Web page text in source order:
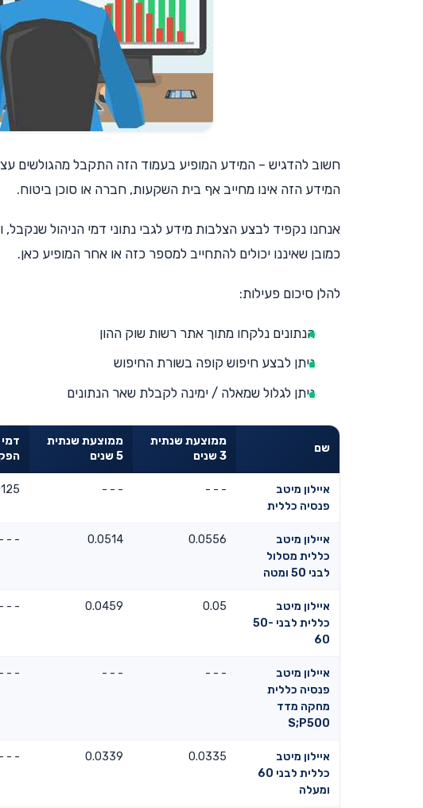
חשוב להדגיש – המידע המופיע בעמוד הזה התקבל מהגולשים
המידע הזה אינו מחייב אף בית השקעות, חברה או סוכן ביטוח.
אנחנו נקפיד לבצע הצלבות מידע לגבי נתוני דמי הניהול
כמובן שאיננו יכולים להתחייב למספר כזה או אחר המופיע כאן.
להלן סיכום פעילות:
הנתונים נלקחו מתוך אתר רשות שוק ההון
ניתן לבצע חיפוש קופה בשורת החיפוש
ניתן לגלול שמאלה / ימינה לקבלת שאר הנתונים
שם
ממוצעת שנתית
3 שנים
ממוצעת שנתית
5 שנים
דמי
איילון מיטב
פנסיה כללית
- - -
- - -
איילון מיטב
כללית מסלול
לבני 50 ומטה
0.0556
0.0514
- - -
איילון מיטב
כללית לבני 50-
60
0.05
0.0459
- - -
איילון מיטב
פנסיה כללית
מחקה מדד
S;P500
- - -
- - -
- - -
איילון מיטב
כללית לבני 60
ומעלה
0.0335
0.0339
- - -